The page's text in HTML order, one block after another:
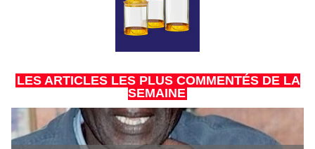
LES ARTICLES LES PLUS COMMENTÉS DE LA
SEMAINE